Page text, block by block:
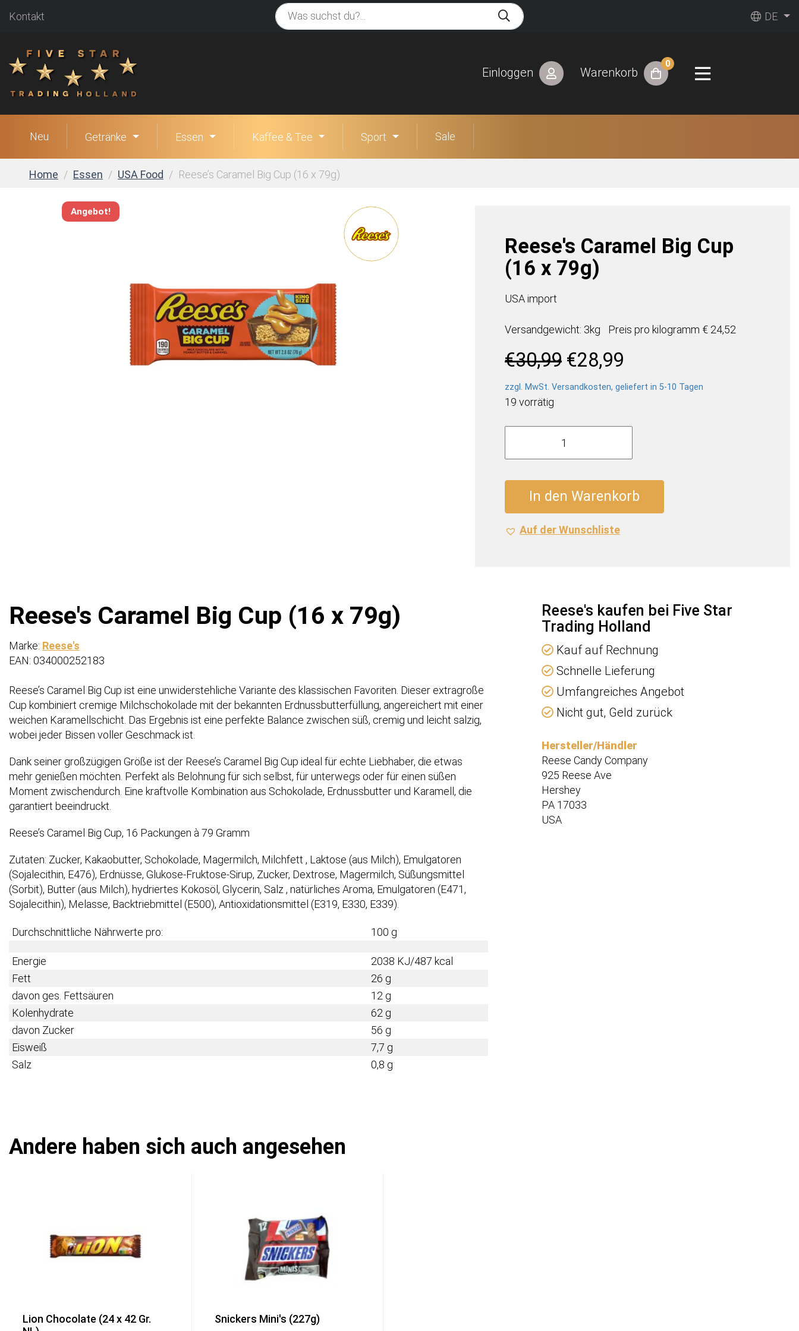
Kontakt DE
Einloggen Warenkorb
0
Neu Getränke Essen Kaffee & Tee Sport Sale
Home Essen USA Food Reese’s Caramel Big Cup (16 x 79g)
Angebot!
Reese's Caramel Big Cup
(16 x 79g)
USA import
Versandgewicht: 3kg Preis pro kilogramm € 24,52
€30,99 Ursprünglicher
Preis
war:
€28,99
ist:
zzgl. MwSt. Versandkosten, geliefert in 5-10 Tagen
19 vorrätig
Reese's
Big
79g)
Menge
In den Warenkorb
Auf der Wunschliste
Reese's Caramel Big Cup (16 x 79g)
Marke: Reese's
EAN: 034000252183
Reese’s Caramel Big Cup ist eine unwiderstehliche Variante des klassischen Favoriten. Dieser extragroße
Cup kombiniert cremige Milchschokolade mit der bekannten Erdnussbutterfüllung, angereichert mit einer
weichen Karamellschicht. Das Ergebnis ist eine perfekte Balance zwischen süß, cremig und leicht salzig,
wobei jeder Bissen voller Geschmack ist.
Dank seiner großzügigen Größe ist der Reese’s Caramel Big Cup ideal für echte Liebhaber, die etwas
mehr genießen möchten. Perfekt als Belohnung für sich selbst, für unterwegs oder für einen süßen
Moment zwischendurch. Eine kraftvolle Kombination aus Schokolade, Erdnussbutter und Karamell, die
garantiert beeindruckt.
Reese’s Caramel Big Cup, 16 Packungen à 79 Gramm
Zutaten: Zucker, Kakaobutter, Schokolade, Magermilch, Milchfett , Laktose (aus Milch), Emulgatoren
(Sojalecithin, E476), Erdnüsse, Glukose-Fruktose-Sirup, Zucker, Dextrose, Magermilch, Süßungsmittel
(Sorbit), Butter (aus Milch), hydriertes Kokosöl, Glycerin, Salz , natürliches Aroma, Emulgatoren (E471,
Sojalecithin), Melasse, Backtriebmittel (E500), Antioxidationsmittel (E319, E330, E339).
Durchschnittliche Nährwerte pro: 100 g
Energie
2038 KJ/487 kcal
Fett
26 g
davon ges. Fettsäuren
12 g
Kolenhydrate
62 g
davon Zucker
56 g
Eisweiß
7,7 g
Salz
0,8 g
Reese's kaufen bei Five Star
Trading Holland
Kauf auf Rechnung
Schnelle Lieferung
Umfangreiches Angebot
Nicht gut, Geld zurück
Hersteller/Händler
Reese Candy Company
925 Reese Ave
Hershey
PA 17033
USA
Andere haben sich auch angesehen
Lion Chocolate (24 x 42 Gr.
Snickers Mini's (227g)